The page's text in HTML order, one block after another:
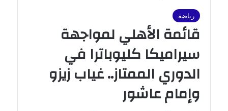
رياضة
قائمة الأهلي لمواجهة
سيراميكا كليوباترا في
الدوري الممتاز.. غياب زيزو
وإمام عاشور